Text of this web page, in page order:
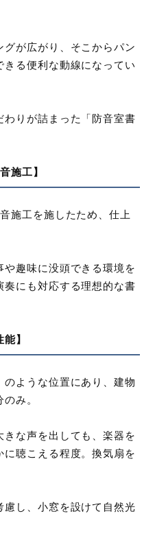
が広がり、そこからパン
きる便利な動線になってい
りが詰まった「防音室書
施工】
施工を施したため、仕上
趣味に没頭できる環境を
にも対応する理想的な書
】
ような位置にあり、建物
み。
な声を出しても、楽器を
聴こえる程度。換気扇を
慮し、小窓を設けて自然光